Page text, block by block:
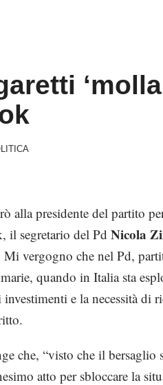
alla presidente del partito
il segretario del Pd Nicola
vergogno che nel Pd,
quando in Italia sta
e la necessità di
che, “visto che il bersaglio
atto per sbloccare la